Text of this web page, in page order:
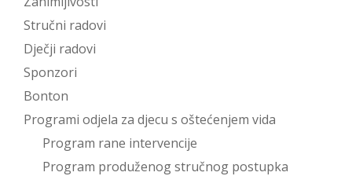
Stručni radovi
Dječji radovi
Sponzori
Bonton
Programi odjela za djecu s oštećenjem vida
Program rane intervencije
Program produženog stručnog postupka